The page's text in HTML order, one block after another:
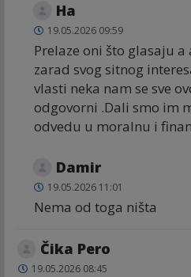
Ha
19.05.2026 09:59
Prelaze oni što glasaju
zarad svog sitnog
vlasti neka nam se sve
odgovorni .Dali smo im
odvedu u moralnu i
Damir
19.05.2026 11:01
Nema od toga ništa
Čika Pero
19.05.2026 08:45